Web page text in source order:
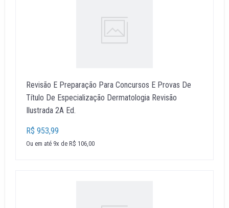
Revisão E Preparação Para Concursos E Provas De
Título De Especialização Dermatologia Revisão
Ilustrada 2A Ed.
R$ 953,99
Ou em até 9x de R$ 106,00